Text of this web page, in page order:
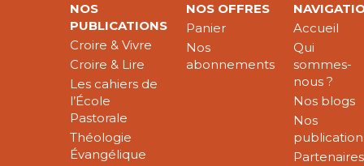
NOS
PUBLICATIONS
Croire & Vivre
Croire & Lire
Les cahiers de
l’École
Pastorale
Théologie
Évangélique
NOS OFFRES
Panier
Nos
abonnements
Accueil
Qui
sommes-
nous ?
Nos blogs
Nos
Partenaires